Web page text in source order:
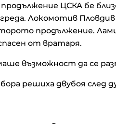
ЦСКА бе
Локомотив Пловдив
продължение.
от вратаря.
възможност да се
решиха двубоя след